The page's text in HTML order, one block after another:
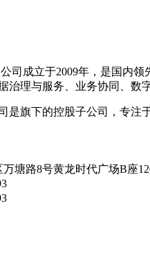
司成立于2009年，是国内
治理与服务、业务协同、数
是旗下的控股子公司，专注
塘路8号黄龙时代广场B座